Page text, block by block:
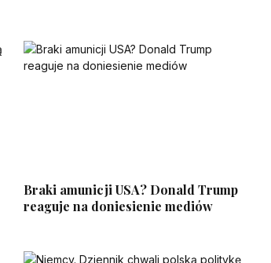
Braki amunicji USA? Donald Trump
reaguje na doniesienie mediów